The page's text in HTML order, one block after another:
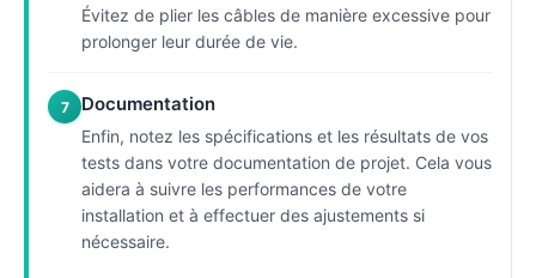
Évitez de plier les câbles de manière excessive pour
prolonger leur durée de vie.
7 Documentation
Enfin, notez les spécifications et les résultats de vos
tests dans votre documentation de projet. Cela vous
aidera à suivre les performances de votre
installation et à effectuer des ajustements si
nécessaire.